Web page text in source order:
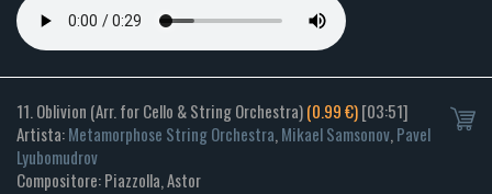
11. Oblivion (Arr. for Cello & String Orchestra)(0.99 €)[03:51]
Artista:Metamorphose String Orchestra,Mikael Samsonov,Pavel
Lyubomudrov
Compositore: Piazzolla, Astor